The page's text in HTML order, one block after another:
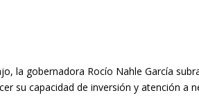
la gobernadora Rocío Nahle García
su capacidad de inversión y atención a